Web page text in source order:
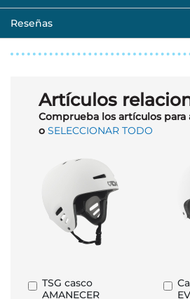
Reseñas
Artículos
Comprueba los artículos para
o SELECCIONAR TODO
TSG casco
AMANECER
Añadir